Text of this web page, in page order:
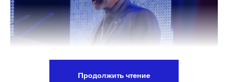
интересы нашей страны».
Если Москва получит равнозначные с другими
Продолжить чтение